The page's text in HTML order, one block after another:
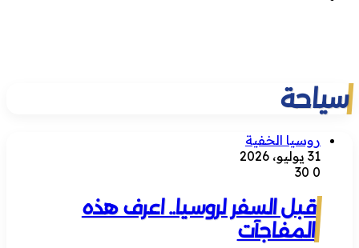
سياحة
روسيا الخفية
31 يوليو، 2026
0
قبل السفر لروسيا.. اعرف هذه
المفاجآت